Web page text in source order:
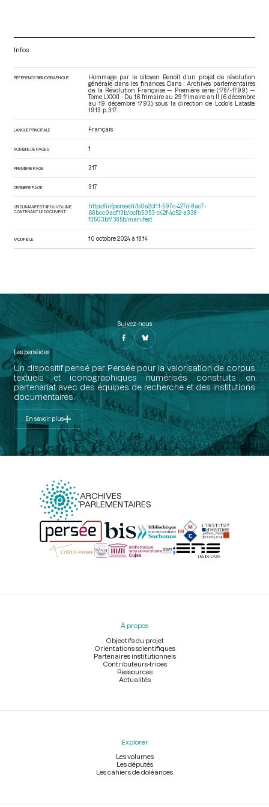
Infos
RÉFÉRENCE BIBLIOGRAPHIQUE
Hommage par le citoyen Benoît d'un projet de révolution
générale dans les finances. Dans : Archives parlementaires
de la Révolution Française — Première série (1787-1799) —
Tome LXXXI - Du 16 frimaire au 29 frimaire an II (6 décembre
au 19 décembre 1793) , sous la direction de Lodoïs Lataste.
1913. p. 317.
LANGUE PRINCIPALE Français
NOMBRE DE PAGES 1
PREMIÈRE PAGE 317
DERNIÈRE PAGE 317
URI DU MANIFEST IIIF DU VOLUME
CONTENANT LE DOCUMENT
https://iiif.persee.fr/b0e2cf11-597c-427d-8ac7-
68bcc0acf13b/bcfb5053-c42f-4c52-a338-
f3503bf7385b/manifest
MODIFIÉ LE 10 octobre 2024 à 18:14
Suivez-nous
Les perséides
Un dispositif pensé par Persée pour la valorisation de corpus
textuels et iconographiques numérisés construits en
partenariat avec des équipes de recherche et des institutions
documentaires.
En savoir plus
ARCHIVES
PARLEMENTAIRES
Menu
À propos
Objectifs du projet
Orientations scientifiques
Partenaires institutionnels
Contributeurs-trices
Ressources
Actualités
Explorer
Les volumes
Les députés
Les cahiers de doléances